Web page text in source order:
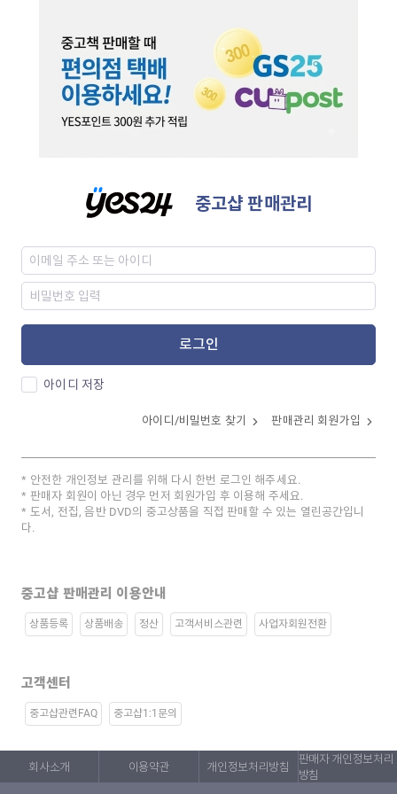
중고샵 판매관리
로그인
아이디 저장
아이디/비밀번호 찾기 판매관리 회원가입
안전한 개인정보 관리를 위해 다시 한번 로그인 해주세요.
판매자 회원이 아닌 경우 먼저 회원가입 후 이용해 주세요.
도서, 전집, 음반 DVD의 중고상품을 직접 판매할 수 있는 열린공간입니
다.
중고샵 판매관리 이용안내
상품등록 상품배송 정산 고객서비스관련 사업자회원전환
고객센터
중고샵관련FAQ 중고샵1:1문의
회사소개 이용약관 개인정보처리방침
판매자 개인정보처리
방침